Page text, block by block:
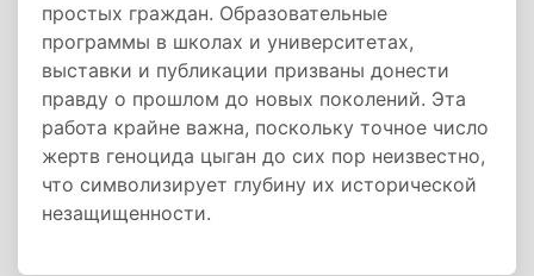
простых граждан. Образовательные
программы в школах и университетах,
выставки и публикации призваны донести
правду о прошлом до новых поколений. Эта
работа крайне важна, поскольку точное число
жертв геноцида цыган до сих пор неизвестно,
что символизирует глубину их исторической
незащищенности.